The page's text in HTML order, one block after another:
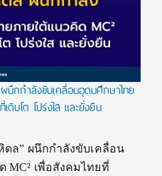
กกำลังขับเคลื่อนอุดมศึกษาไทย
ติบโต โปร่งใส และยั่งยืน
ล” ผนึกกำลังขับเคลื่อน
MC² เพื่อสังคมไทยที่